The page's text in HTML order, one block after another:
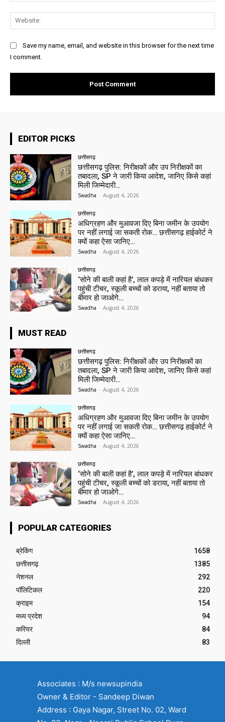
Save my name, email, and website in this browser for the next time
I comment.
EDITOR PICKS
छत्तीसगढ़
छत्तीसगढ़ पुलिस: निरीक्षकों और उप निरीक्षकों का
तबादला, SP ने जारी किया आदेश, जानिए किसे कहां
मिली जिम्मेदारी…
Swadha - August 4, 2026
छत्तीसगढ़
अधिग्रहण और मुआवजा दिए बिना जमीन के उपयोग
पर नहीं लगाई जा सकती रोक… छत्तीसगढ़ हाईकोर्ट ने
क्यों कहा ऐसा जानिए…
Swadha - August 4, 2026
छत्तीसगढ़
‘सोने की बाली कहां है’, लाल कपड़े में नारियल बांधकर
पहुंची टीचर, स्कूली बच्चों को डराया, नहीं बताया तो
बीमार हो जाओगे…
Swadha - August 4, 2026
MUST READ
छत्तीसगढ़
छत्तीसगढ़ पुलिस: निरीक्षकों और उप निरीक्षकों का
तबादला, SP ने जारी किया आदेश, जानिए किसे कहां
मिली जिम्मेदारी…
Swadha - August 4, 2026
छत्तीसगढ़
अधिग्रहण और मुआवजा दिए बिना जमीन के उपयोग
पर नहीं लगाई जा सकती रोक… छत्तीसगढ़ हाईकोर्ट ने
क्यों कहा ऐसा जानिए…
Swadha - August 4, 2026
छत्तीसगढ़
‘सोने की बाली कहां है’, लाल कपड़े में नारियल बांधकर
पहुंची टीचर, स्कूली बच्चों को डराया, नहीं बताया तो
बीमार हो जाओगे…
Swadha - August 4, 2026
POPULAR CATEGORIES
ब्रेकिंग
1658
छत्तीसगढ़
1385
नेशनल
292
पॉलिटिकल
220
क्राइम
154
मध्य प्रदेश
94
करियर
84
दिल्ली
83
Associates : M/s newsupindia
Owner & Editor - Sandeep Diwan
Address : Gaya Nagar, Street No. 02, Ward